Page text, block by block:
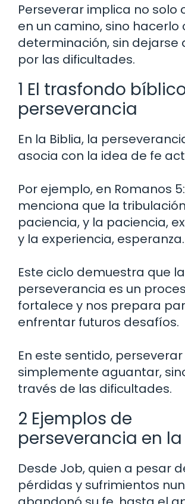
Perseverar implica no solo
en un camino, sino hacerlo
determinación, sin dejarse
por las dificultades.
1 El trasfondo
perseverancia
En la Biblia, la
asocia con la idea de fe
Por ejemplo, en Romanos
menciona que la
paciencia, y la paciencia,
y la experiencia, esperanza.
Este ciclo demuestra que la
perseverancia es un
fortalece y nos prepara
enfrentar futuros desafíos.
En este sentido,
simplemente aguantar,
través de las dificultades.
2 Ejemplos de
perseverancia en
Desde Job, quien a pesar
pérdidas y sufrimientos